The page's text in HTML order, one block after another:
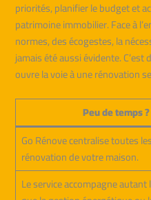
priorités, planifier le budget et
patrimoine immobilier. Face à
normes, des écogestes, la
jamais été aussi évidente.
ouvre la voie à une rénovation
Peu de temps
Go Rénove centralise toutes
rénovation de votre maison.
Le service accompagne